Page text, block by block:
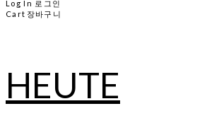
Log In 로그인
Cart 장바구니
HEUTE